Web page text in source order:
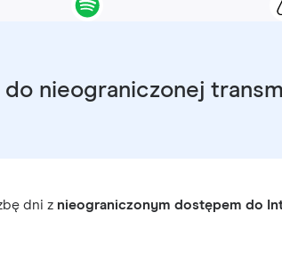
nieograniczonej
dni z nieograniczonym dostępem do